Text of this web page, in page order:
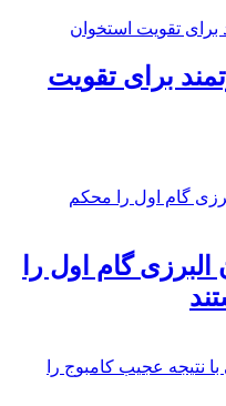
برای تقویت
البرزی گام اول را